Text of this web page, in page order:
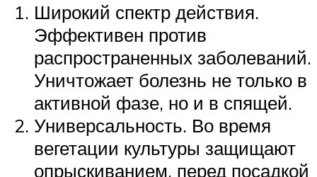
Широкий спектр действия.
Эффективен против
распространенных заболеваний.
Уничтожает болезнь не только в
активной фазе, но и в спящей.
Универсальность. Во время
вегетации культуры защищают
опрыскиванием, перед посадкой